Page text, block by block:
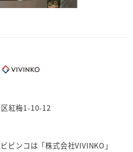
紅梅1-10-12
ビンコは「株式会社VIVINKO」